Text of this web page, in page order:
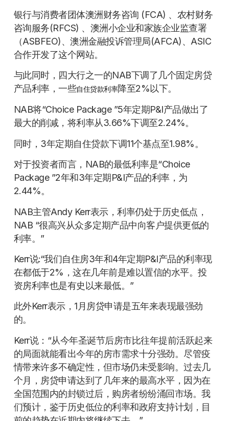
银行与消费者团体澳洲财务咨询 (FCA) 、农村财务
咨询服务(RFCS) 、澳洲小企业和家族企业监查署
（ASBFEO)、澳洲金融投诉管理局(AFCA)、ASIC
合作开发了这个网站。
与此同时，四大行之一的NAB下调了几个固定房贷
产品利率，一些自住贷款利率降至2%以下。
NAB将“Choice Package ”5年定期P&I产品做出了
最大的削减，将利率从3.66%下调至2.24%。
同时，3年定期自住贷款下调11个基点至1.98%。
对于投资者而言，NAB的最低利率是“Choice
Package ”2年和3年定期P&I产品的利率，为
2.44%。
NAB主管Andy Kerr表示，利率仍处于历史低点，
NAB “很高兴从众多定期产品中向客户提供更低的
利率。”
Kerr说:“我们自住房3年和4年定期P&I产品的利率现
在都低于2%，这在几年前是难以置信的水平。投
资房利率也是有史以来最低。”
此外Kerr表示，1月房贷申请是五年来表现最强劲
的。
Kerr说：“从今年圣诞节后房市比往年提前活跃起来
的局面就能看出今年的房市需求十分强劲。尽管疫
情带来许多不确定性，但市场仍未受影响。过去几
个月，房贷申请达到了几年来的最高水平，因为在
全国范围内的封锁过后，购房者纷纷涌回市场。我
们预计，鉴于历史低位的利率和政府支持计划，目